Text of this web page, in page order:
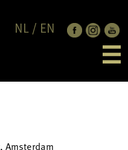
NL / EN
US
Amsterdam